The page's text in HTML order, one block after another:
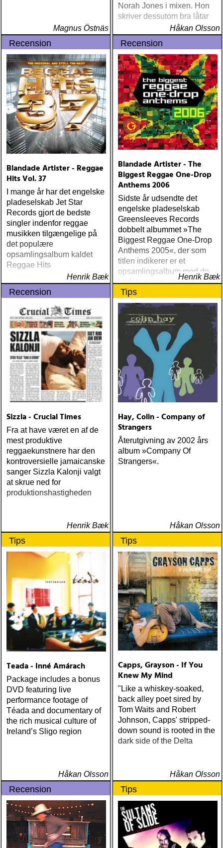
Magnus Östnäs
Norah Jones i mixen. Hon
skriver dessutom bra låtar
Håkan Olsson
Recension
Blandade Artister - Reggae
Hits Vol. 37
I mange år har det engelske
pladeselskab Jet Star
Records gjort de bedste
singler indenfor reggae
musikken tilgængelige på
det populære
opsamlingsalbum kaldet
Reggae Hits
Henrik Bæk
Recension
Blandade Artister - The
Biggest Reggae One-Drop
Anthems 2006
Sidste år udsendte det
engelske pladeselskab
Greensleeves Records
dobbelt albummet »The
Biggest Reggae One-Drop
Anthems 2005«, der som
titlen indikerer er et
opsamlingsalbum med de
bedste numre indenfor den
populære reggaestil kaldet
one-drop
Henrik Bæk
Recension
Sizzla - Crucial Times
Fra at have været en af de
mest produktive
reggaekunstnere har den
kontroversielle jamaicanske
sanger Sizzla Kalonji valgt
at skrue ned for
produktionshastigheden
Henrik Bæk
Tips
Hay, Colin - Company of
Strangers
Återutgivning av 2002 års
album »Company Of
Strangers«.
Håkan Olsson
Tips
Teada - Inné Amárach
Package includes a bonus
DVD featuring live
performance footage of
Téada and documentary of
the rich musical culture of
Ireland’s Sligo region
Håkan Olsson
Tips
Capps, Grayson - If You
Knew My Mind
"Like a whiskey-soaked,
back alley poet sired by
Tom Waits and Robert
Johnson, Capps' stripped-
down sound is rooted in the
dark side of the Delta
Håkan Olsson
Recension Tips